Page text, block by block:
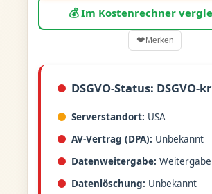
💰 Im Kostenrechner
❤Merken
DSGVO-Status: DSGVO-
Serverstandort: USA
AV-Vertrag (DPA): Unbekannt
Datenweitergabe:
Datenlöschung: Unbekannt